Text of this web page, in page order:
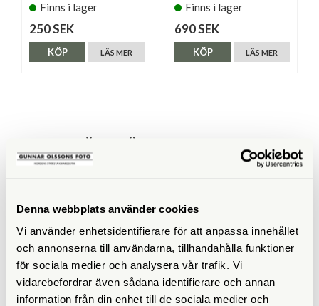
Denna webbplats använder cookies
Vi använder enhetsidentifierare för att anpassa innehållet
och annonserna till användarna, tillhandahålla funktioner
för sociala medier och analysera vår trafik. Vi
vidarebefordrar även sådana identifierare och annan
information från din enhet till de sociala medier och
Finns i lager
250 SEK
LÄS MER
KÖP
Finns i lager
690 SEK
LÄS MER
KÖP
ANDRA KÖPTE ÄVEN